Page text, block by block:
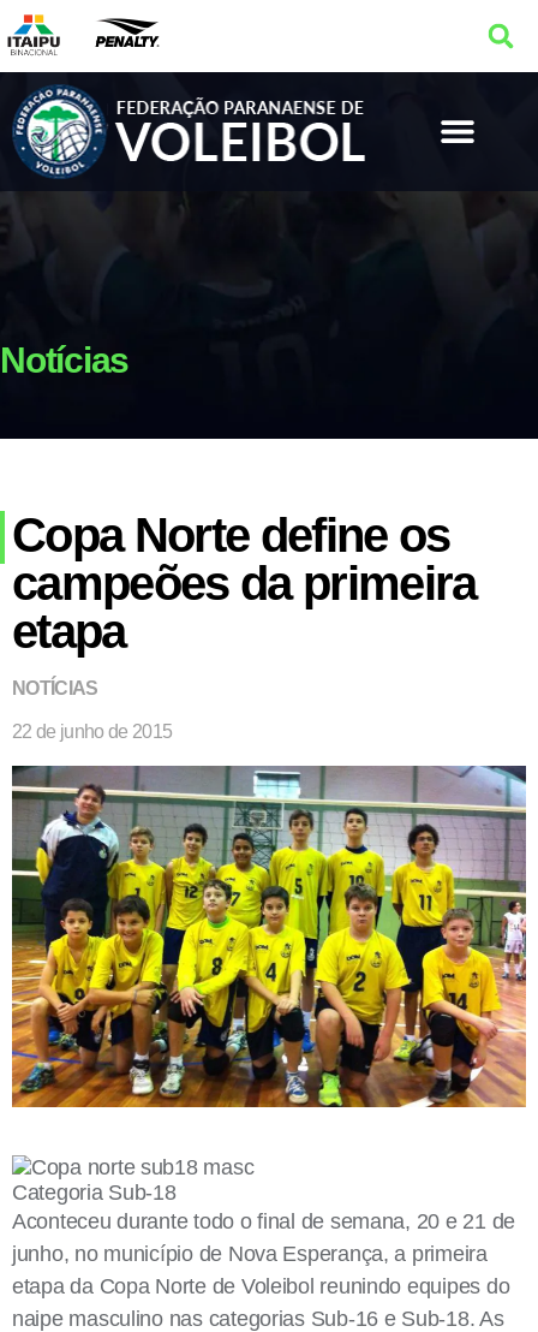
Notícias
Copa Norte define os
campeões da primeira
etapa
NOTÍCIAS
22 de junho de 2015
Categoria Sub-18
Aconteceu durante todo o final de semana, 20 e 21 de
junho, no município de Nova Esperança, a primeira
etapa da Copa Norte de Voleibol reunindo equipes do
naipe masculino nas categorias Sub-16 e Sub-18. As